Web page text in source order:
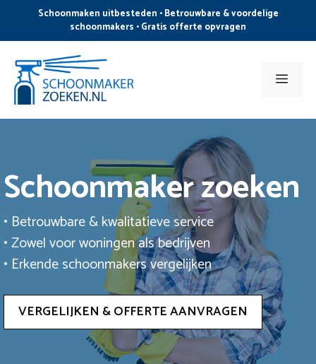
de
inhoud
Schoonmaken uitbesteden • Betrouwbare & voordelige
schoonmakers • Gratis offerte opvragen
Menu
Schoonmaker zoeken
• Betrouwbare & kwalitatieve service
• Zowel voor woningen als bedrijven
• Erkende schoonmakers vergelijken
VERGELIJKEN & OFFERTE AANVRAGEN